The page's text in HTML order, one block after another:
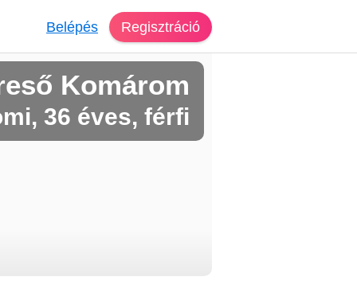
Belépés Regisztráció
Komárom
36 éves, férfi